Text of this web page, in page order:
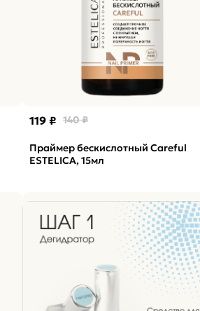
119 ₽ 140 ₽
Праймер бескислотный Careful
ESTELICA, 15мл